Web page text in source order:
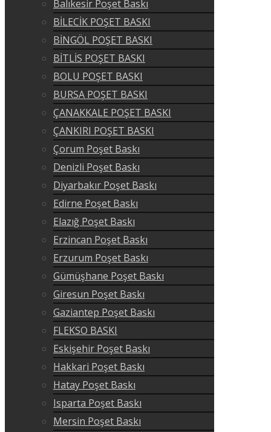
Balıkesir Poşet Baskı
BİLECİK POŞET BASKI
BİNGÖL POŞET BASKI
BİTLİS POŞET BASKI
BOLU POŞET BASKI
BURSA POŞET BASKI
ÇANAKKALE POŞET BASKI
ÇANKIRI POŞET BASKI
Çorum Poşet Baskı
Denizli Poşet Baskı
Diyarbakır Poşet Baskı
Edirne Poşet Baskı
Elazığ Poşet Baskı
Erzincan Poşet Baskı
Erzurum Poşet Baskı
Gümüşhane Poşet Baskı
Giresun Poşet Baskı
Gaziantep Poşet Baskı
FLEKSO BASKI
Eskişehir Poşet Baskı
Hakkari Poşet Baskı
Hatay Poşet Baskı
Isparta Poşet Baskı
Mersin Poşet Baskı